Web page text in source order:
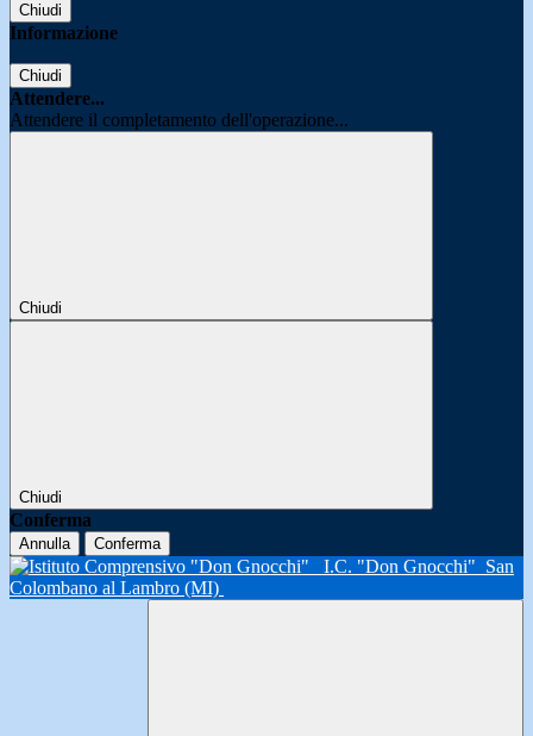
Chiudi
Informazione
Chiudi
Attendere...
Attendere il completamento dell'operazione...
Chiudi
Chiudi
Conferma
Annulla Conferma
I.C. "Don Gnocchi" San
Colombano al Lambro (MI)